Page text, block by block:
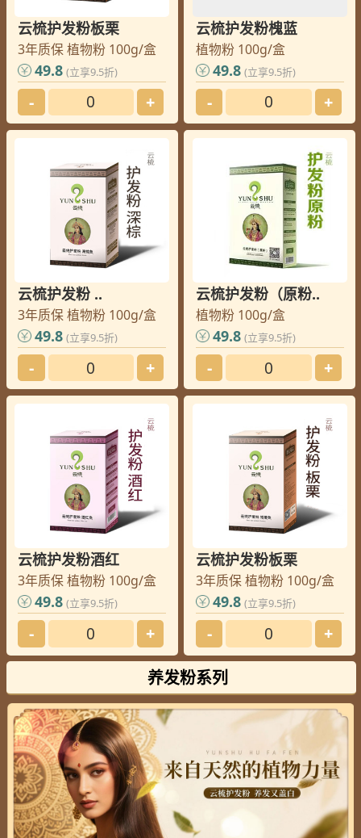
云梳护发粉板栗
3年质保 植物粉 100g/盒
49.8 (立享9.5折)
- +
云梳护发粉槐蓝
植物粉 100g/盒
49.8 (立享9.5折)
- +
云梳护发粉 ..
3年质保 植物粉 100g/盒
49.8 (立享9.5折)
- +
云梳护发粉（原粉..
植物粉 100g/盒
49.8 (立享9.5折)
- +
云梳护发粉酒红
3年质保 植物粉 100g/盒
49.8 (立享9.5折)
- +
云梳护发粉板栗
3年质保 植物粉 100g/盒
49.8 (立享9.5折)
- +
养发粉系列